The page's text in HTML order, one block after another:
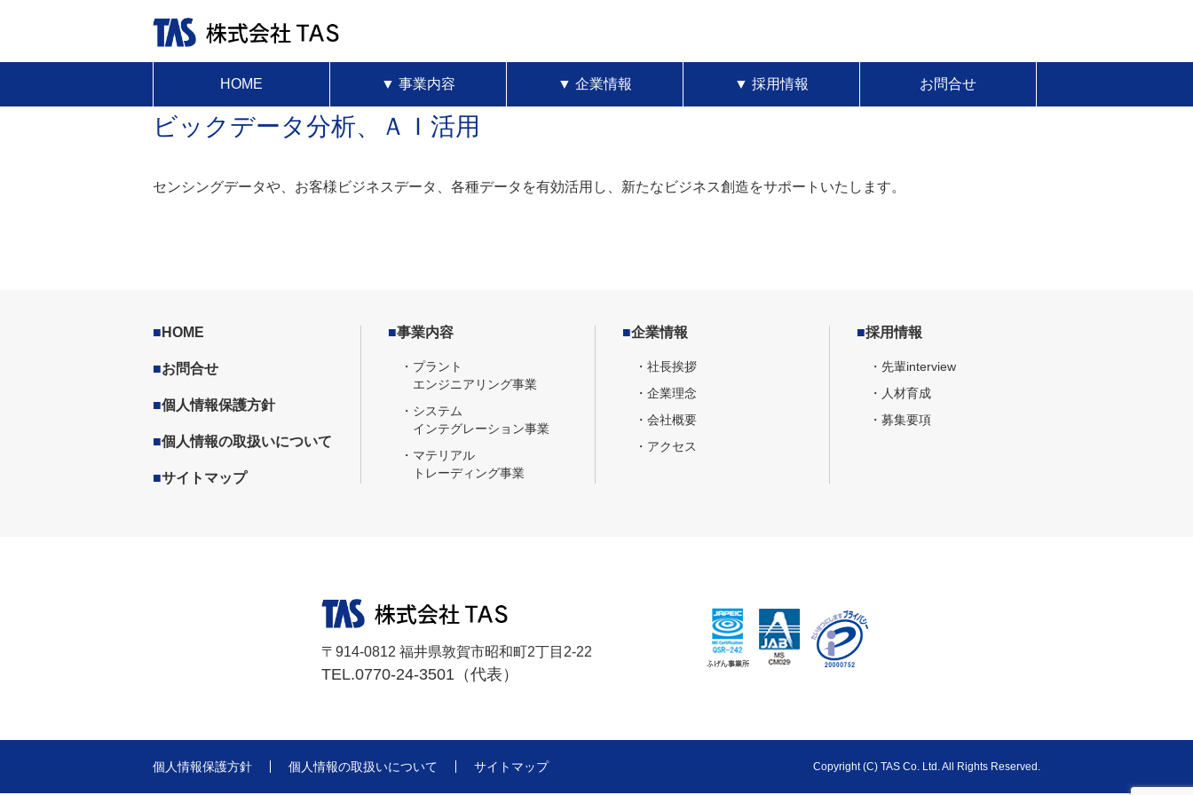
HOME ▼ 事業内容 ▼ 企業情報 ▼ 採用情報 お問合せ
ビックデータ分析、ＡＩ活用
センシングデータや、お客様ビジネスデータ、各種データを有効活用し、新たなビジネス創造をサポートいたします。
■ HOME
■お問合せ
■個人情報保護方針
■個人情報の取扱いについて
■サイトマップ
■事業内容
・プラント
エンジニアリング事業
・システム
インテグレーション事業
・マテリアル
トレーディング事業
■企業情報
・社長挨拶
・企業理念
・会社概要
・アクセス
■採用情報
・先輩interview
・人材育成
・募集要項
〒914-0812 福井県敦賀市昭和町2丁目2-22
TEL.0770-24-3501（代表）
個人情報保護方針 個人情報の取扱いについて サイトマップ Copyright (C) TAS Co. Ltd. All Rights Reserved.